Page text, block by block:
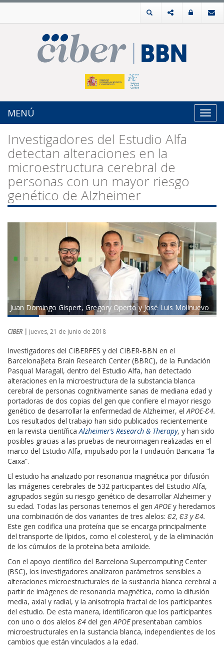
MENÚ
Investigadores del Estudio Alfa
detectan alteraciones en la
microestructura cerebral de
personas con un mayor riesgo
genético de Alzheimer
Juan Domingo Gispert, Gregory Operto y José Luis Molinuevo
CIBER | jueves, 21 de junio de 2018
Investigadores del CIBERFES y del CIBER-BBN en el
Barcelonaβeta Brain Research Center (BBRC), de la Fundación
Pasqual Maragall, dentro del Estudio Alfa, han detectado
alteraciones en la microestructura de la substancia blanca
cerebral de personas cognitivamente sanas de mediana edad y
portadoras de dos copias del gen que confiere el mayor riesgo
genético de desarrollar la enfermedad de Alzheimer, elAPOE-Ɛ4.
Los resultados del trabajo han sido publicados recientemente
en la revista científicaAlzheimer’s Research & Therapy, y han sido
posibles gracias a las pruebas de neuroimagen realizadas en el
marco del Estudio Alfa, impulsado por la Fundación Bancaria “la
Caixa”.
El estudio ha analizado por resonancia magnética por difusión
las imágenes cerebrales de 532 participantes del Estudio Alfa,
agrupados según su riesgo genético de desarrollar Alzheimer y
su edad. Todas las personas tenemos el genAPOEy heredamos
una combinación de dos variantes de tres alelos: Ɛ2, Ɛ3 y Ɛ4.
Este gen codifica una proteína que se encarga principalmente
del transporte de lípidos, como el colesterol, y de la eliminación
de los cúmulos de la proteína beta amiloide.
Con el apoyo científico del Barcelona Supercomputing Center
(BSC), los investigadores analizaron parámetros sensibles a
alteraciones microestructurales de la sustancia blanca cerebral a
partir de imágenes de resonancia magnética, como la difusión
media, axial y radial, y la anisotropía fractal de los participantes
del estudio. De esta manera, identificaron que los participantes
con uno o dos alelos Ɛ4 del gen APOEpresentaban cambios
microestructurales en la sustancia blanca, independientes de los
cambios que están vinculados a la edad.